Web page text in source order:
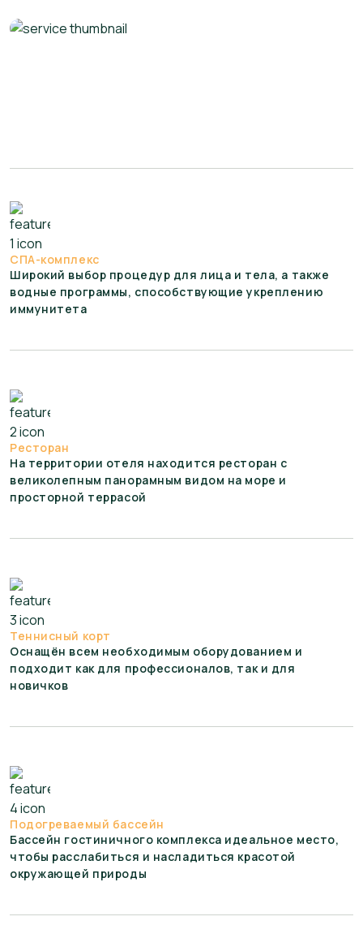
СПА-комплекс
Широкий выбор процедур для лица и тела, а также
водные программы, способствующие укреплению
иммунитета
Ресторан
На территории отеля находится ресторан с
великолепным панорамным видом на море и
просторной террасой
Теннисный корт
Оснащён всем необходимым оборудованием и
подходит как для профессионалов, так и для
новичков
Подогреваемый бассейн
Бассейн гостиничного комплекса идеальное место,
чтобы расслабиться и насладиться красотой
окружающей природы